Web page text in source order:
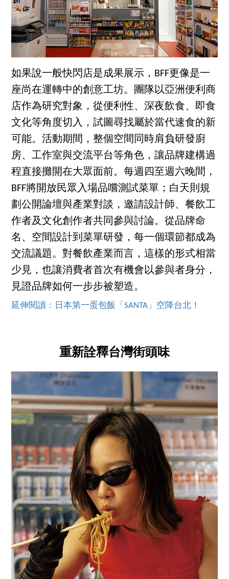
如果說一般快閃店是成果展示，BFF更像是一
座尚在運轉中的創意工坊。團隊以亞洲便利商
店作為研究對象，從便利性、深夜飲食、即食
文化等角度切入，試圖尋找屬於當代速食的新
可能。活動期間，整個空間同時肩負研發廚
房、工作室與交流平台等角色，讓品牌建構過
程直接攤開在大眾面前。每週四至週六晚間，
BFF將開放民眾入場品嚐測試菜單；白天則規
劃公開論壇與產業對談，邀請設計師、餐飲工
作者及文化創作者共同參與討論。從品牌命
名、空間設計到菜單研發，每一個環節都成為
交流議題。對餐飲產業而言，這樣的形式相當
少見，也讓消費者首次有機會以參與者身分，
見證品牌如何一步步被塑造。
延伸閱讀：日本第一蛋包飯「SANTA」空降台北！
重新詮釋台灣街頭味